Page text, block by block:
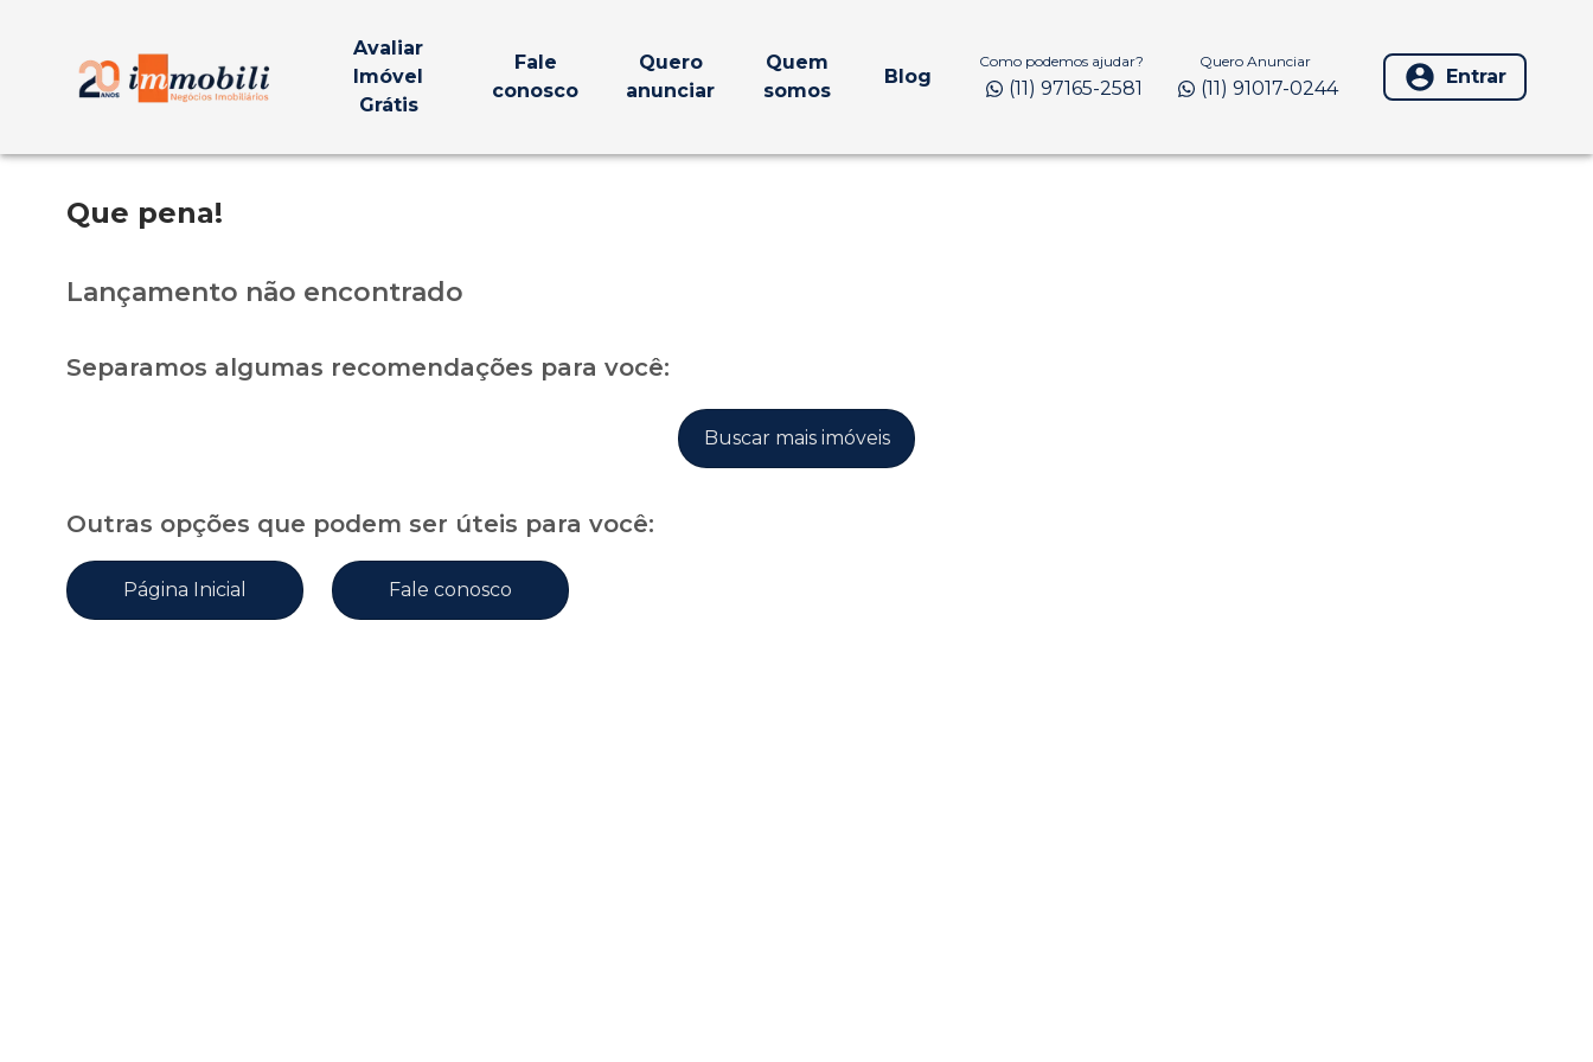
Avaliar
Imóvel
Grátis
Fale
conosco
Quero
anunciar
Quem
somos
Blog
Como podemos ajudar?
(11) 97165-2581
Quero Anunciar
(11) 91017-0244 Entrar
Que pena!
Lançamento não encontrado
Separamos algumas recomendações para você:
Buscar mais imóveis
Outras opções que podem ser úteis para você:
Página Inicial Fale conosco